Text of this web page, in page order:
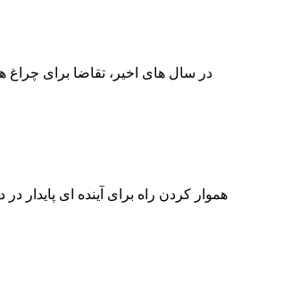
در سال های اخیر، تقاضا برای چراغ
هموار کردن راه برای آینده ای